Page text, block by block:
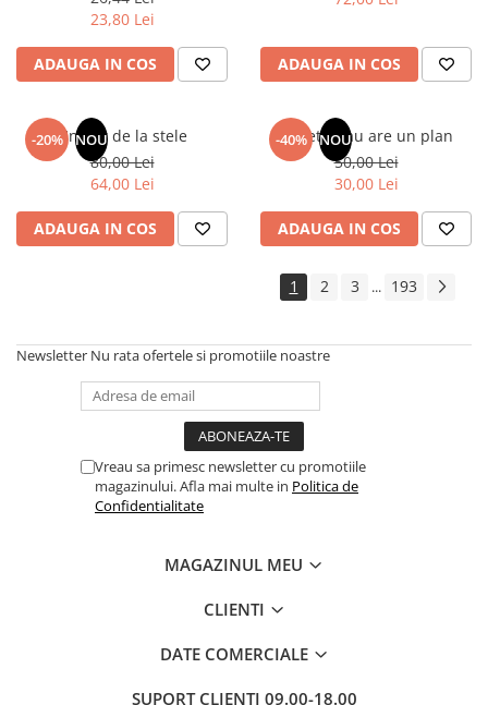
23,80 Lei
ADAUGA IN COS ADAUGA IN COS
-20% NOU
Un dar de la stele
80,00 Lei
64,00 Lei
ADAUGA IN COS
-40% NOU
Sufletul tau are un plan
50,00 Lei
30,00 Lei
ADAUGA IN COS
1 2 3 ... 193
Newsletter Nu rata ofertele si promotiile noastre
Vreau sa primesc newsletter cu promotiile
magazinului. Afla mai multe in Politica de
Confidentialitate
MAGAZINUL MEU
CLIENTI
DATE COMERCIALE
SUPORT CLIENTI 09.00-18.00